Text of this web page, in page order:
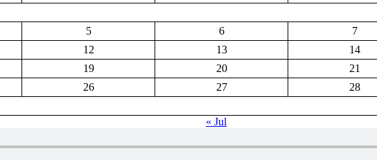
Temukan
Sini
5 6
7
12 13
14
19 20
21
26 27
28
« Jul